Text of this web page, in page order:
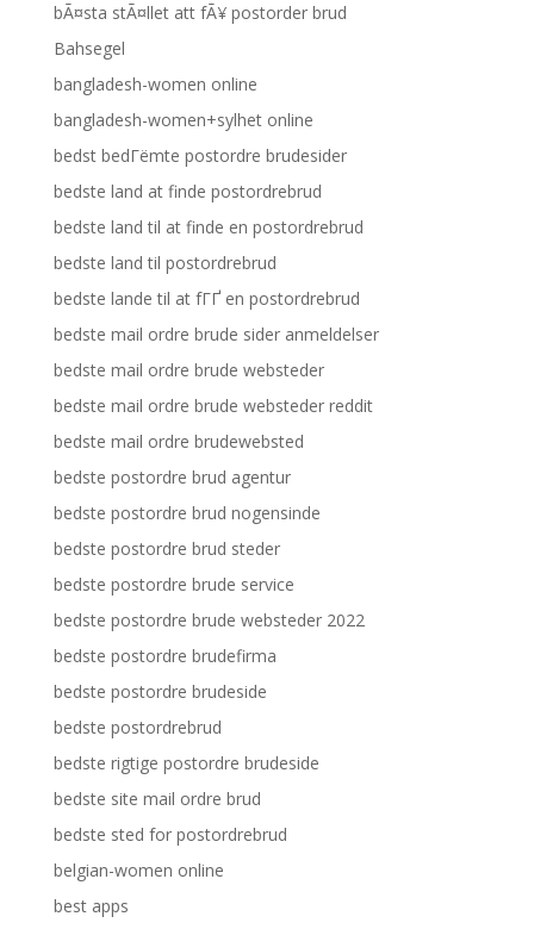
bÃ¤sta stÃ¤llet att fÃ¥ postorder brud
Bahsegel
bangladesh-women online
bangladesh-women+sylhet online
bedst bedГёmte postordre brudesider
bedste land at finde postordrebrud
bedste land til at finde en postordrebrud
bedste land til postordrebrud
bedste lande til at fГҐ en postordrebrud
bedste mail ordre brude sider anmeldelser
bedste mail ordre brude websteder
bedste mail ordre brude websteder reddit
bedste mail ordre brudewebsted
bedste postordre brud agentur
bedste postordre brud nogensinde
bedste postordre brud steder
bedste postordre brude service
bedste postordre brude websteder 2022
bedste postordre brudefirma
bedste postordre brudeside
bedste postordrebrud
bedste rigtige postordre brudeside
bedste site mail ordre brud
bedste sted for postordrebrud
belgian-women online
best apps